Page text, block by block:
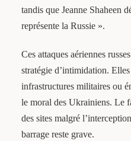
tandis que Jeanne Shaheen
représente la Russie ».
Ces attaques aériennes
stratégie d’intimidation.
infrastructures militaires ou
le moral des Ukrainiens. Le
des sites malgré
barrage reste grave.